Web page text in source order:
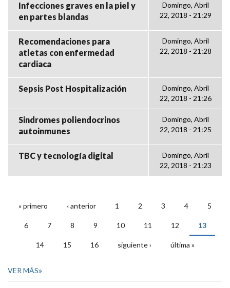
Infecciones graves en la piel y
en partes blandas
Domingo, Abril
22, 2018 - 21:29
Recomendaciones para
atletas con enfermedad
cardiaca
Domingo, Abril
22, 2018 - 21:28
Sepsis Post Hospitalización
Domingo, Abril
22, 2018 - 21:26
Sindromes poliendocrinos
autoinmunes
Domingo, Abril
22, 2018 - 21:25
TBC y tecnología digital
Domingo, Abril
22, 2018 - 21:23
PÁGINAS
« primero ‹ anterior 1 2 3 4 5
6 7 8 9 10 11 12 13
14 15 16 siguiente › última »
VER MÁS